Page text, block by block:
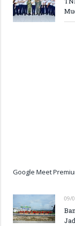
Google Meet
09/